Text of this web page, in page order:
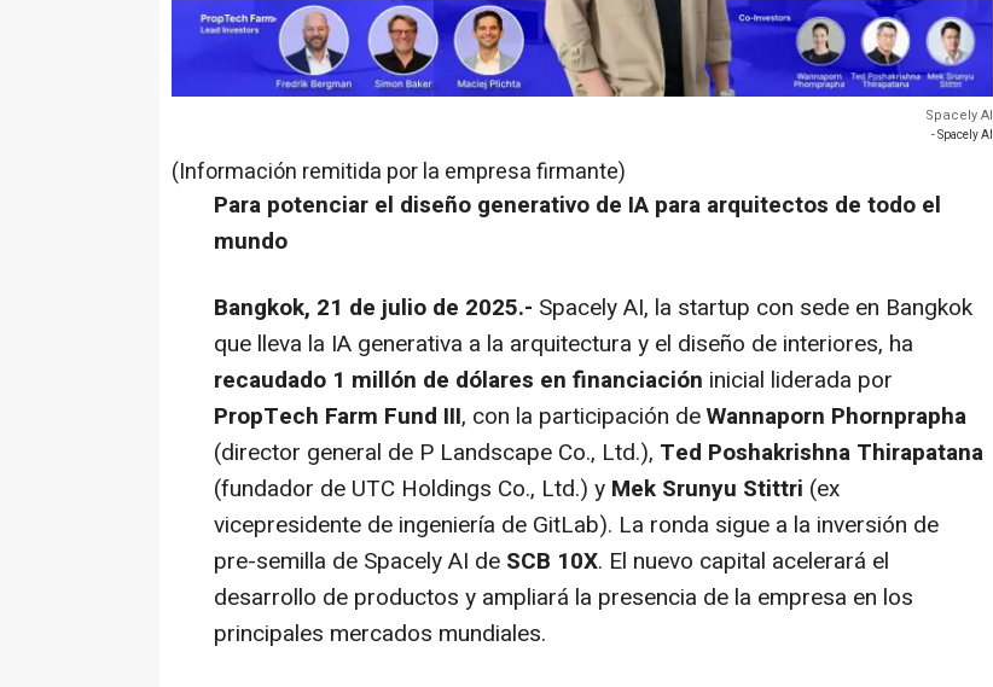
Spacely AI
- Spacely AI
(Información remitida por la empresa firmante)
Para potenciar el diseño generativo de IA para arquitectos de todo el
mundo
Bangkok, 21 de julio de 2025.- Spacely AI, la startup con sede en Bangkok
que lleva la IA generativa a la arquitectura y el diseño de interiores, ha
recaudado 1 millón de dólares en financiación inicial liderada por
PropTech Farm Fund III, con la participación deWannaporn Phornprapha
(director general de P Landscape Co., Ltd.), Ted Poshakrishna Thirapatana
(fundador de UTC Holdings Co., Ltd.) y Mek Srunyu Stittri (ex
vicepresidente de ingeniería de GitLab). La ronda sigue a la inversión de
pre-semilla de Spacely AI de SCB 10X. El nuevo capital acelerará el
desarrollo de productos y ampliará la presencia de la empresa en los
principales mercados mundiales.